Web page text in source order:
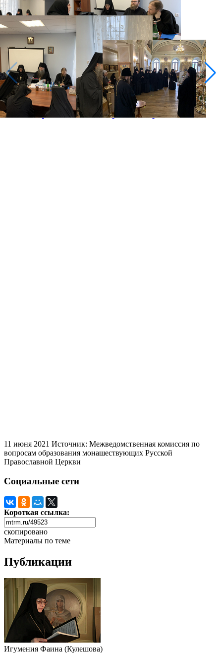
11 июня 2021 Источник: Межведомственная комиссия по
вопросам образования монашествующих Русской
Православной Церкви
Социальные сети
Короткая ссылка:
скопировано
Материалы по теме
Публикации
Игумения Фаина (Кулешова)